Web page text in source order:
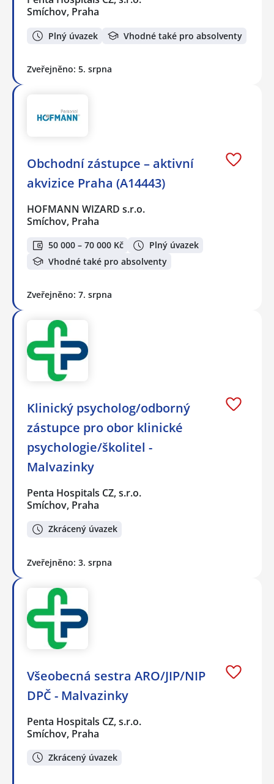
Smíchov, Praha
Plný úvazek Vhodné také pro absolventy
Zveřejněno: 5. srpna
Obchodní zástupce – aktivní
akvizice Praha (A14443)
HOFMANN WIZARD s.r.o.
Smíchov, Praha
50 000 – 70 000 Kč
Plný úvazek
Vhodné také pro absolventy
Zveřejněno: 7. srpna
Klinický psycholog/odborný
zástupce pro obor klinické
psychologie/školitel -
Malvazinky
Penta Hospitals CZ, s.r.o.
Smíchov, Praha
Zkrácený úvazek
Zveřejněno: 3. srpna
Všeobecná sestra ARO/JIP/NIP
DPČ - Malvazinky
Penta Hospitals CZ, s.r.o.
Smíchov, Praha
Zkrácený úvazek